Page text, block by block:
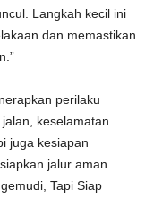
Langkah kecil ini
dan memastikan
perilaku
keselamatan
juga kesiapan
jalur aman
Tapi Siap